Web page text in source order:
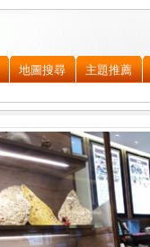
地圖搜尋
主題推薦